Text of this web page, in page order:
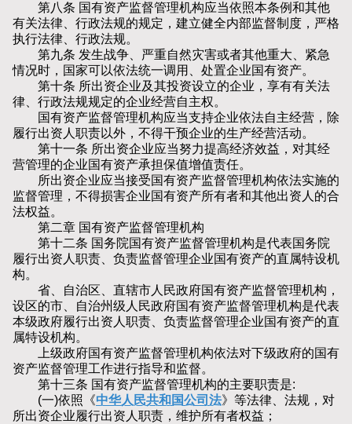
第八条 国有资产监督管理机构应当依照本条例和其他
有关法律、行政法规的规定，建立健全内部监督制度，严格
执行法律、行政法规。
第九条 发生战争、严重自然灾害或者其他重大、紧急
情况时，国家可以依法统一调用、处置企业国有资产。
第十条 所出资企业及其投资设立的企业，享有有关法
律、行政法规规定的企业经营自主权。
国有资产监督管理机构应当支持企业依法自主经营，除
履行出资人职责以外，不得干预企业的生产经营活动。
第十一条 所出资企业应当努力提高经济效益，对其经
营管理的企业国有资产承担保值增值责任。
所出资企业应当接受国有资产监督管理机构依法实施的
监督管理，不得损害企业国有资产所有者和其他出资人的合
法权益。
第二章 国有资产监督管理机构
第十二条 国务院国有资产监督管理机构是代表国务院
履行出资人职责、负责监督管理企业国有资产的直属特设机
构。
省、自治区、直辖市人民政府国有资产监督管理机构，
设区的市、自治州级人民政府国有资产监督管理机构是代表
本级政府履行出资人职责、负责监督管理企业国有资产的直
属特设机构。
上级政府国有资产监督管理机构依法对下级政府的国有
资产监督管理工作进行指导和监督。
第十三条 国有资产监督管理机构的主要职责是:
(一)依照《中华人民共和国公司法》等法律、法规，对
所出资企业履行出资人职责，维护所有者权益；